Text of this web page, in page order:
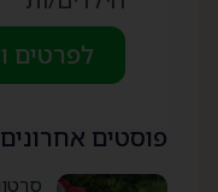
לפרטים
פוסטים אחרונים